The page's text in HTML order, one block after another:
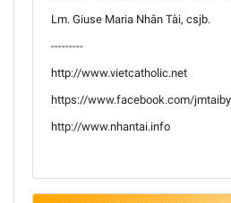
Lm. Giuse Maria Nhân Tài, csjb.
---------
http://www.vietcatholic.net
https://www.facebook.com/jmtaiby
http://www.nhantai.info